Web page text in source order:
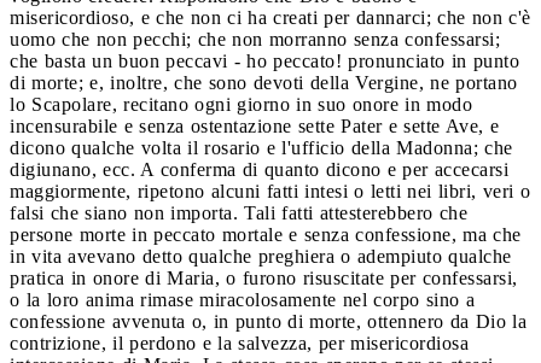
misericordioso, e che non ci ha creati per dannarci; che non c'è
uomo che non pecchi; che non morranno senza confessarsi;
che basta un buon peccavi - ho peccato! pronunciato in punto
di morte; e, inoltre, che sono devoti della Vergine, ne portano
lo Scapolare, recitano ogni giorno in suo onore in modo
incensurabile e senza ostentazione sette Pater e sette Ave, e
dicono qualche volta il rosario e l'ufficio della Madonna; che
digiunano, ecc. A conferma di quanto dicono e per accecarsi
maggiormente, ripetono alcuni fatti intesi o letti nei libri, veri o
falsi che siano non importa. Tali fatti attesterebbero che
persone morte in peccato mortale e senza confessione, ma che
in vita avevano detto qualche preghiera o adempiuto qualche
pratica in onore di Maria, o furono risuscitate per confessarsi,
o la loro anima rimase miracolosamente nel corpo sino a
confessione avvenuta o, in punto di morte, ottennero da Dio la
contrizione, il perdono e la salvezza, per misericordiosa